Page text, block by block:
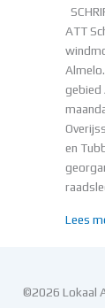
ATT
gebied
en
Lees
©2026 Lokaal